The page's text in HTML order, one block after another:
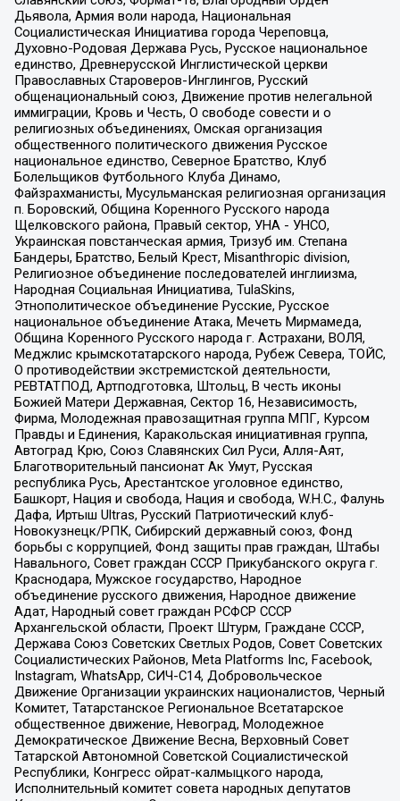
Дьявола, Армия воли народа, Национальная
Социалистическая Инициатива города Череповца,
Духовно-Родовая Держава Русь, Русское национальное
единство, Древнерусской Инглистической церкви
Православных Староверов-Инглингов, Русский
общенациональный союз, Движение против нелегальной
иммиграции, Кровь и Честь, О свободе совести и о
религиозных объединениях, Омская организация
общественного политического движения Русское
национальное единство, Северное Братство, Клуб
Болельщиков Футбольного Клуба Динамо,
Файзрахманисты, Мусульманская религиозная организация
п. Боровский, Община Коренного Русского народа
Щелковского района, Правый сектор, УНА - УНСО,
Украинская повстанческая армия, Тризуб им. Степана
Бандеры, Братство, Белый Крест, Misanthropic division,
Религиозное объединение последователей инглиизма,
Народная Социальная Инициатива, TulaSkins,
Этнополитическое объединение Русские, Русское
национальное объединение Атака, Мечеть Мирмамеда,
Община Коренного Русского народа г. Астрахани, ВОЛЯ,
Меджлис крымскотатарского народа, Рубеж Севера, ТОЙС,
О противодействии экстремистской деятельности,
РЕВТАТПОД, Артподготовка, Штольц, В честь иконы
Божией Матери Державная, Сектор 16, Независимость,
Фирма, Молодежная правозащитная группа МПГ, Курсом
Правды и Единения, Каракольская инициативная группа,
Автоград Крю, Союз Славянских Сил Руси, Алля-Аят,
Благотворительный пансионат Ак Умут, Русская
республика Русь, Арестантское уголовное единство,
Башкорт, Нация и свобода, Нация и свобода, W.H.С., Фалунь
Дафа, Иртыш Ultras, Русский Патриотический клуб-
Новокузнецк/РПК, Сибирский державный союз, Фонд
борьбы с коррупцией, Фонд защиты прав граждан, Штабы
Навального, Совет граждан СССР Прикубанского округа г.
Краснодара, Мужское государство, Народное
объединение русского движения, Народное движение
Адат, Народный совет граждан РСФСР СССР
Архангельской области, Проект Штурм, Граждане СССР,
Держава Союз Советских Светлых Родов, Совет Советских
Социалистических Районов, Meta Platforms Inc, Facebook,
Instagram, WhatsApp, СИЧ-С14, Добровольческое
Движение Организации украинских националистов, Черный
Комитет, Татарстанское Региональное Всетатарское
общественное движение, Невоград, Молодежное
Демократическое Движение Весна, Верховный Совет
Татарской Автономной Советской Социалистической
Республики, Конгресс ойрат-калмыцкого народа,
Исполнительный комитет совета народных депутатов